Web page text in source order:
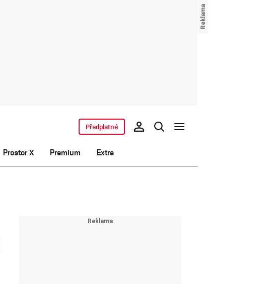
Prostor X Premium Extra
Předplatné